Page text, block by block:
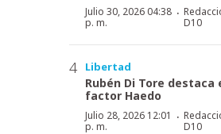
Julio 30, 2026 04:38
p. m.
·
D10
Libertad
Rubén Di Tore destaca
factor Haedo
Julio 28, 2026 12:01
p. m.
·
D10